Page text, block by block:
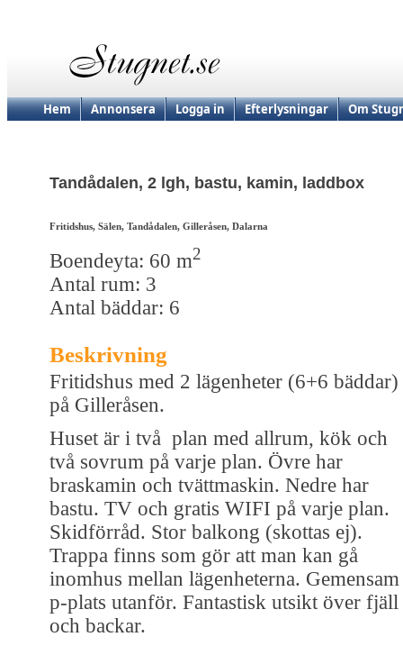
Hem Annonsera Logga in Efterlysningar Om
Tandådalen, 2 lgh, bastu, kamin, laddbox
Fritidshus, Sälen, Tandådalen, Gilleråsen, Dalarna
Boendeyta: 60 m2
Antal rum: 3
Antal bäddar: 6
Beskrivning
Fritidshus med 2 lägenheter (6+6 bäddar)
på Gilleråsen.
Huset är i två plan med allrum, kök och
två sovrum på varje plan. Övre har
braskamin och tvättmaskin. Nedre har
bastu. TV och gratis WIFI på varje plan.
Skidförråd. Stor balkong (skottas ej).
Trappa finns som gör att man kan gå
inomhus mellan lägenheterna. Gemensam
p-plats utanför. Fantastisk utsikt över fjäll
och backar.